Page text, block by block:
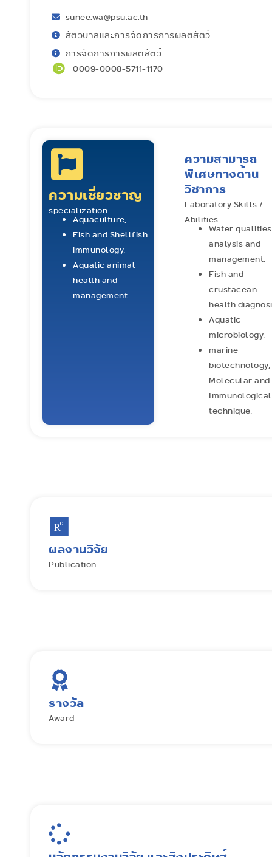
sunee.wa@psu.ac.th
สัตวบาลและการจัดการการผลิตสัตว์
การจัดการการผลิตสัตว์
0009-0008-5711-1170
ความเชี่ยวชาญ
specialization
Aquaculture,
Fish and Shellfish
immunology,
Aquatic animal
health and
management
ความสามารถ
พิเศษทางด้าน
วิชาการ
Laboratory Skills /
Abilities
Water qualities
analysis and
management,
Fish and
crustacean
health
Aquatic
microbiology,
marine
biotechnology,
Molecular and
Immunological
technique,
ผลงานวิจัย
Publication
รางวัล
Award